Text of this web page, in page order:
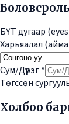
БҮТ дугаар
Харьяалал
Сум/Дүүрэг*
Төгссөн
Холбоо